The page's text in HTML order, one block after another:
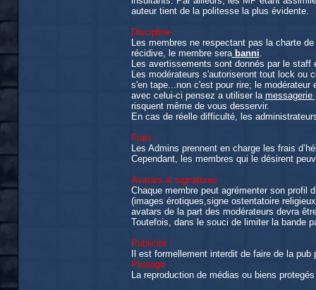
auteur tient de la politesse la plus évidente.
Discipline :
Les membres ne respectant pas la charte
récidive, le membre serabanni.
Les avertissements sont donnés par le
Les modérateurs s'autoriseront tout lock ou
s'en tape...non c'est pour rire; le
avec celui-ci pensez a utiliser la messagerie
risquent même de vous desservir.
En cas de réelle difficulté, les
Frais :
Les Admins prennent en charge les frais
Cependant, les membres qui le désirent
Avatars & signatures :
Chaque membre peut agrémenter son profil
(images érotiques,signe ostentatoire
avatars de la part des modérateurs devra
Toutefois, dans le souci de limiter la bande
Publicité :
Il est formellement interdit de faire de la
Piratage :
La reproduction de médias ou biens